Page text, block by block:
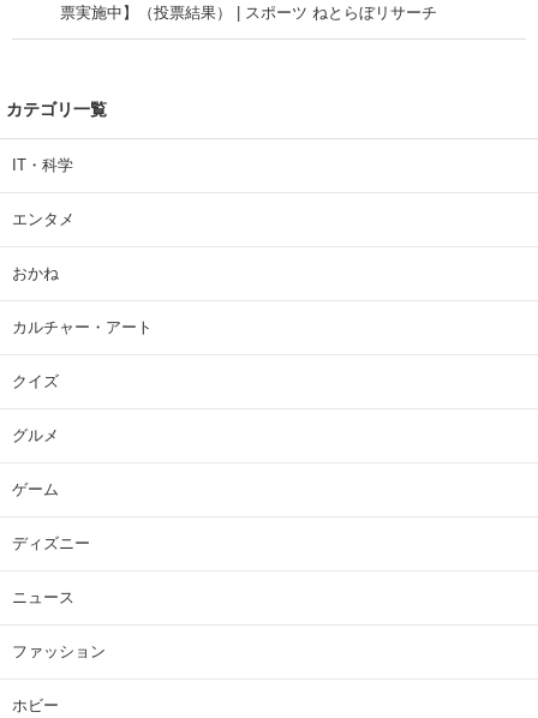
票実施中】（投票結果） | スポーツ ねとらぼリサーチ
カテゴリ一覧
IT・科学
エンタメ
おかね
カルチャー・アート
クイズ
グルメ
ゲーム
ディズニー
ニュース
ファッション
ホビー